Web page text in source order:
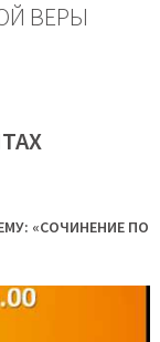
ВЕРЫ
«СОЧИНЕНИЕ ПО